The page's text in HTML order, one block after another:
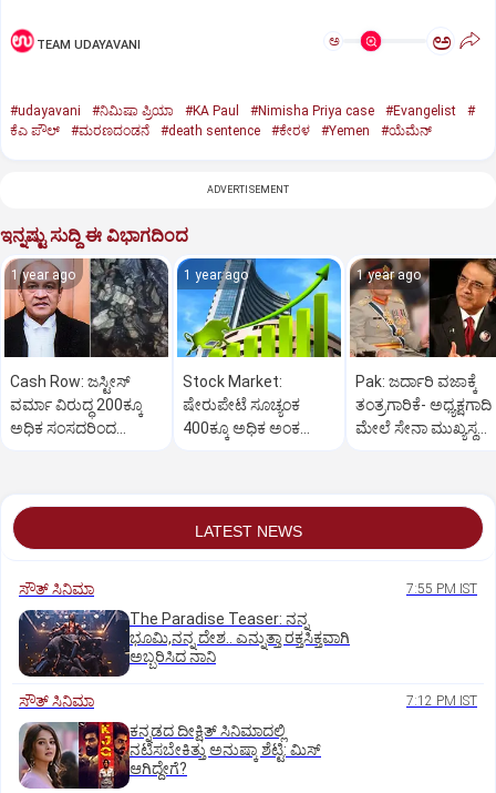
TEAM UDAYAVANI ಅ ಅ
#udayavani #ನಿಮಿಷಾ ಪ್ರಿಯಾ #KA Paul #Nimisha Priya case #Evangelist
#
ಕೆಎ ಪೌಲ್
#ಮರಣದಂಡನೆ #death sentence #ಕೇರಳ #Yemen #ಯೆಮೆನ್‌
ADVERTISEMENT
ಇನ್ನಷ್ಟು ಸುದ್ದಿ ಈ ವಿಭಾಗದಿಂದ
1 year ago
Cash Row: ಜಸ್ಟೀಸ್‌
ವರ್ಮಾ ವಿರುದ್ಧ 200ಕ್ಕೂ
ಅಧಿಕ ಸಂಸದರಿಂದ
1 year ago
Stock Market:
ಷೇರುಪೇಟೆ ಸೂಚ್ಯಂಕ
400ಕ್ಕೂ ಅಧಿಕ ಅಂಕ
1 year ago
Pak: ಜರ್ದಾರಿ ವಜಾಕ್ಕೆ
ತಂತ್ರಗಾರಿಕೆ- ಅಧ್ಯಕ್ಷಗಾದಿ
ಮೇಲೆ ಸೇನಾ ಮುಖ್ಯಸ್ಥ
LATEST NEWS
ಸೌತ್‌ ಸಿನಿಮಾ 7:55 PM IST
The Paradise Teaser: ನನ್ನ
ಭೂಮಿ,ನನ್ನ ದೇಶ.. ಎನ್ನುತ್ತಾ ರಕ್ತಸಿಕ್ತವಾಗಿ
ಅಬ್ಬರಿಸಿದ ನಾನಿ
ಸೌತ್‌ ಸಿನಿಮಾ 7:12 PM IST
ಕನ್ನಡದ ದೀಕ್ಷಿತ್‌ ಸಿನಿಮಾದಲ್ಲಿ
ನಟಿಸಬೇಕಿತ್ತು ಅನುಷ್ಕಾ ಶೆಟ್ಟಿ: ಮಿಸ್‌
ಆಗಿದ್ದೇಗೆ?